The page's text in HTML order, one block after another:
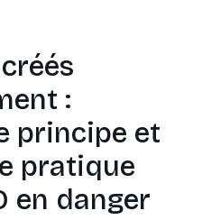
:
principe et
pratique
en danger